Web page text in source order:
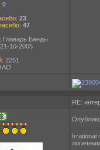
0
23
47
Главарь Банды
21-10-2005
2251
RE:
Irrational